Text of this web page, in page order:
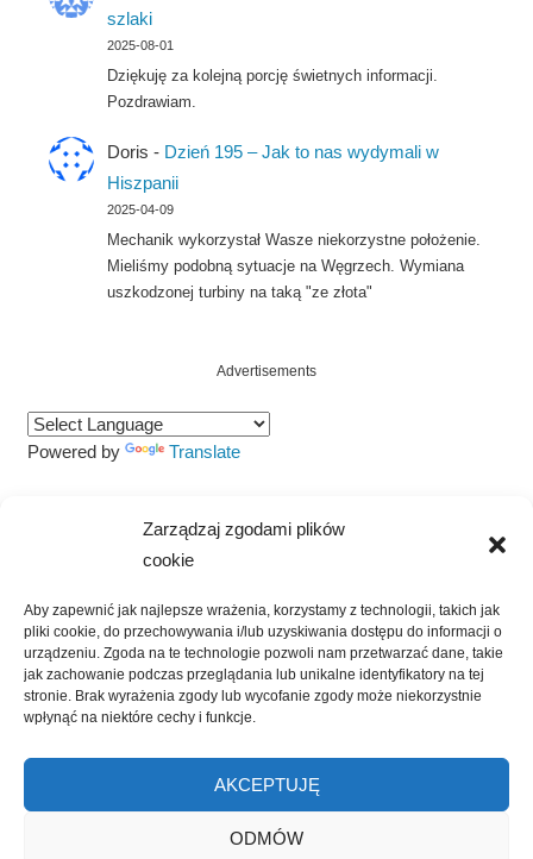
Zarządzaj zgodami plików
cookie
Aby zapewnić jak najlepsze wrażenia, korzystamy z technologii, takich jak
pliki cookie, do przechowywania i/lub uzyskiwania dostępu do informacji o
urządzeniu. Zgoda na te technologie pozwoli nam przetwarzać dane, takie
jak zachowanie podczas przeglądania lub unikalne identyfikatory na tej
stronie. Brak wyrażenia zgody lub wycofanie zgody może niekorzystnie
wpłynąć na niektóre cechy i funkcje.
AKCEPTUJĘ
ODMÓW
szlaki
2025-08-01
Dziękuję za kolejną porcję świetnych informacji.
Pozdrawiam.
Doris - Dzień 195 – Jak to nas wydymali w
Hiszpanii
2025-04-09
Mechanik wykorzystał Wasze niekorzystne położenie.
Mieliśmy podobną sytuacje na Węgrzech. Wymiana
uszkodzonej turbiny na taką "ze złota"
Advertisements
Powered by Translate
Kliknij, żeby zaakceptować marketing
pliki cookies i włączyć tę treść